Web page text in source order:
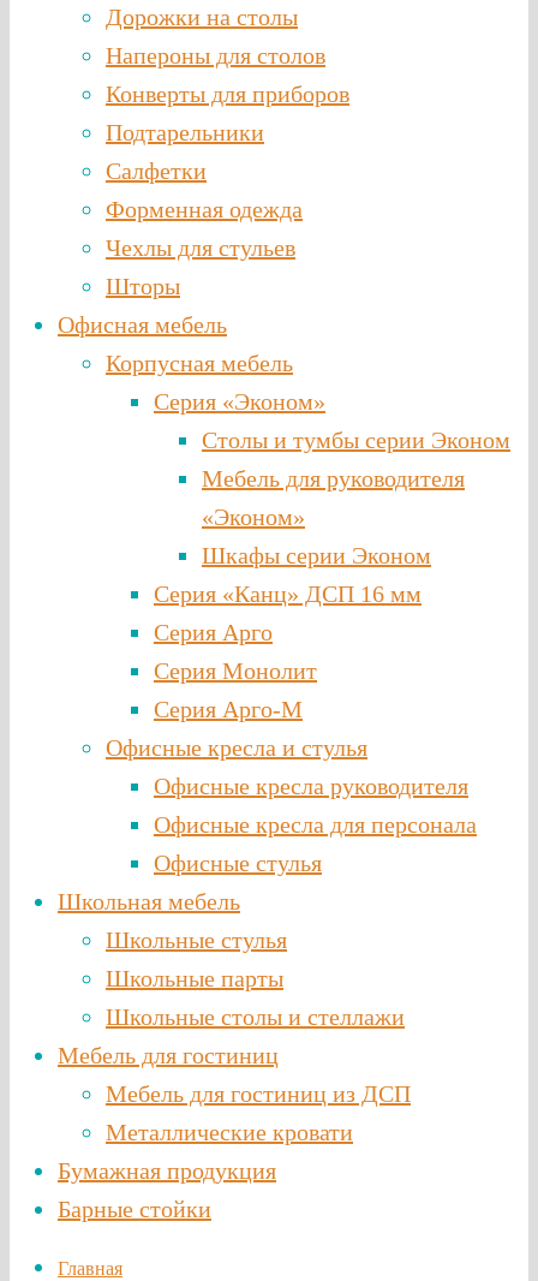
Дорожки на столы
Напероны для столов
Конверты для приборов
Подтарельники
Салфетки
Форменная одежда
Чехлы для стульев
Шторы
Офисная мебель
Корпусная мебель
Серия «Эконом»
Столы и тумбы серии Эконом
Мебель для руководителя
«Эконом»
Шкафы серии Эконом
Серия «Канц» ДСП 16 мм
Серия Арго
Серия Монолит
Серия Арго-М
Офисные кресла и стулья
Офисные кресла руководителя
Офисные кресла для персонала
Офисные стулья
Школьная мебель
Школьные стулья
Школьные парты
Школьные столы и стеллажи
Мебель для гостиниц
Мебель для гостиниц из ДСП
Металлические кровати
Бумажная продукция
Барные стойки
Главная